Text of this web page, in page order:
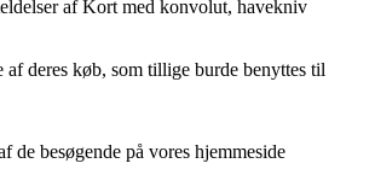
af Kort med konvolut, havekniv
deres køb, som tillige burde benyttes til
de besøgende på vores hjemmeside